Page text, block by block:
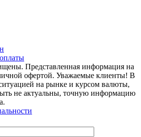
Представленная информация на
офертой. Уважаемые клиенты! В
на рынке и курсом валюты,
не актуальны, точную информацию